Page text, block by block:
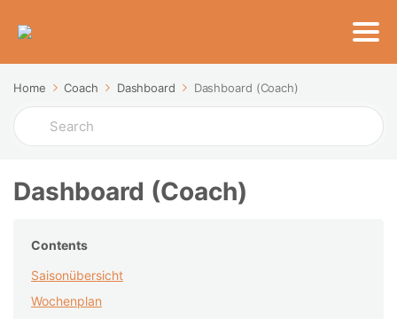
Home Coach Dashboard Dashboard (Coach)
Search
For
Dashboard (Coach)
Contents
Saisonübersicht
Wochenplan